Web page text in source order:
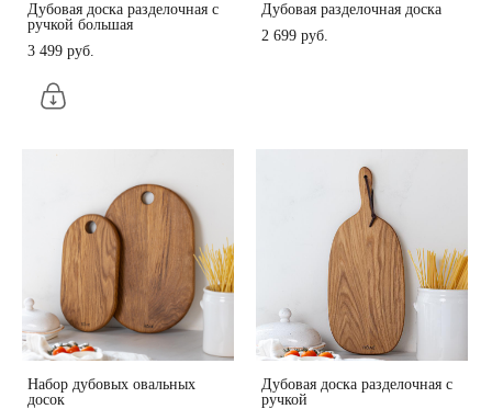
Дубовая доска разделочная с
ручкой большая
3 499 pуб.
Дубовая разделочная доска
2 699 pуб.
Набор дубовых овальных
досок
Дубовая доска разделочная с
ручкой